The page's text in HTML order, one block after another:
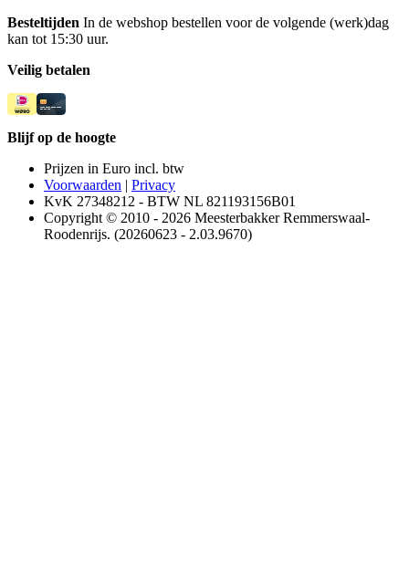
Besteltijden In de webshop bestellen voor de volgende (werk)dag
kan tot 15:30 uur.
Veilig betalen
Blijf op de hoogte
Prijzen in Euro incl. btw
Voorwaarden | Privacy
KvK 27348212 - BTW NL 821193156B01
Copyright © 2010 - 2026 Meesterbakker Remmerswaal-
Roodenrijs. (20260623 - 2.03.9670)